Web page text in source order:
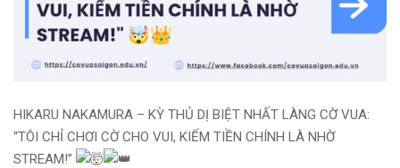
HIKARU NAKAMURA – KỲ THỦ DỊ BIỆT NHẤT LÀNG CỜ VUA:
“TÔI CHỈ CHƠI CỜ CHO VUI, KIẾM TIỀN CHÍNH LÀ NHỜ
STREAM!”